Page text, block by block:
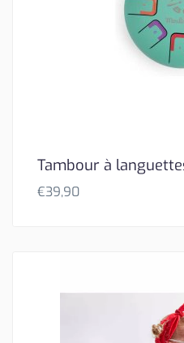
Tambour à
€39,90